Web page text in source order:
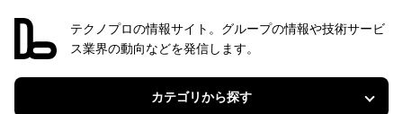
テクノプロの情報サイト。グループの情報や技術サービ
ス業界の動向などを発信します。
カテゴリから探す